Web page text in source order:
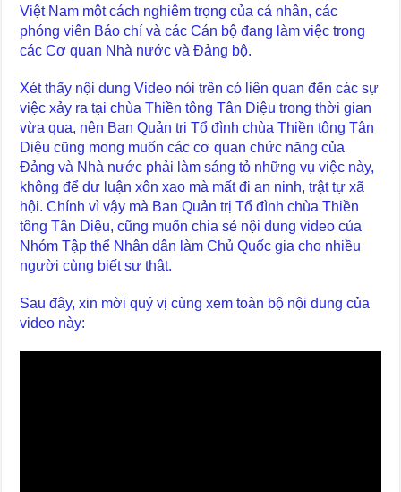
Việt Nam một cách nghiêm trọng của cá nhân, các
phóng viên Báo chí và các Cán bộ đang làm việc trong
các Cơ quan Nhà nước và Đảng bộ.
Xét thấy nội dung Video nói trên có liên quan đến các sự
việc xảy ra tại chùa Thiền tông Tân Diệu trong thời gian
vừa qua, nên Ban Quản trị Tổ đình chùa Thiền tông Tân
Diệu cũng mong muốn các cơ quan chức năng của
Đảng và Nhà nước phải làm sáng tỏ những vụ việc này,
không để dư luận xôn xao mà mất đi an ninh, trật tự xã
hội. Chính vì vậy mà Ban Quản trị Tổ đình chùa Thiền
tông Tân Diệu, cũng muốn chia sẻ nội dung video của
Nhóm Tập thể Nhân dân làm Chủ Quốc gia cho nhiều
người cùng biết sự thật.
Sau đây, xin mời quý vị cùng xem toàn bộ nội dung của
video này: